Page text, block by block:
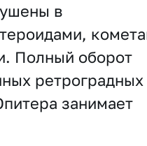
в
Полный оборот
ретроградных
занимает